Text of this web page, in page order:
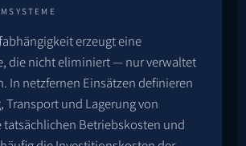
erzeugt eine
die nicht eliminiert — nur verwaltet
In netzfernen Einsätzen definieren
Transport und Lagerung von
tatsächlichen Betriebskosten und